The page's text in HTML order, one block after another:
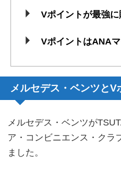
Vポイントが最強
VポイントはANA
メルセデス・ベンツとV
メルセデス・ベンツが
ア・コンビニエンス・クラ
ました。